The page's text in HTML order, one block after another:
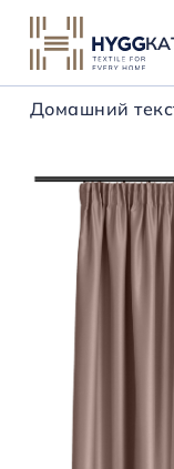
Домашний